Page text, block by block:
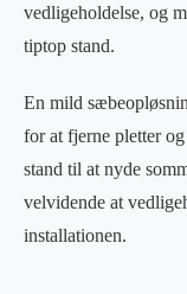
vedligeholdelse, og
tiptop stand.
En mild
for at fjerne pletter
stand til at nyde
velvidende at
installationen.